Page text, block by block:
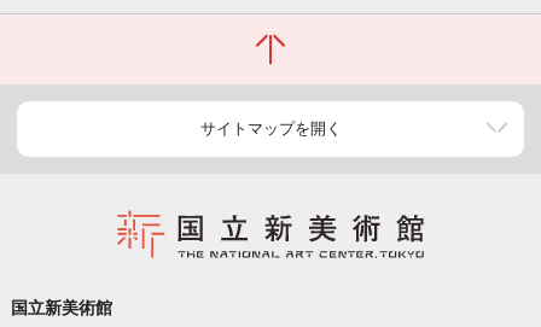
サイトマップを開く
国立新美術館